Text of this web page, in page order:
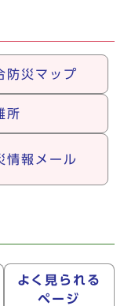
防災マップ
所
情報メール
よく見られる
ページ